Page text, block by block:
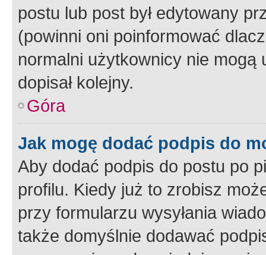
postu lub post był edytowany
(powinni oni poinformować
normalni użytkownicy nie
dopisał kolejny.
Góra
Jak mogę dodać podpis do
Aby dodać podpis do postu po
profilu. Kiedy już to zrobisz
przy formularzu wysyłania
także domyślnie dodawać